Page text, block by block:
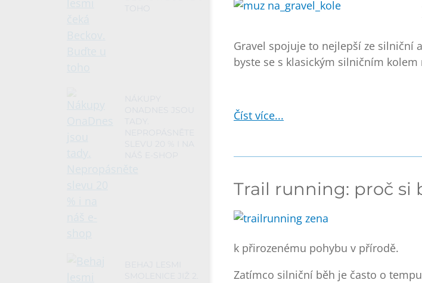
Gravel spojuje to nejlepší ze silniční
byste se s klasickým silničním kolem
Číst více...
Trail running: proč si
k přirozenému pohybu v přírodě.
Zatímco silniční běh je často o